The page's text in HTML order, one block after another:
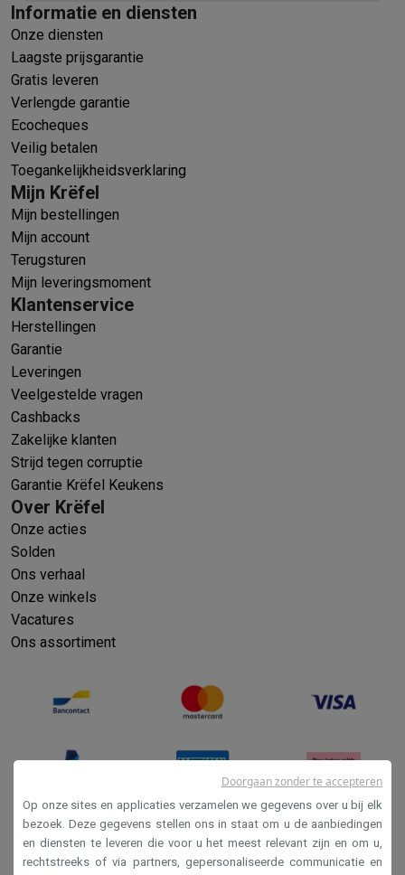
Informatie en diensten
Onze diensten
Laagste prijsgarantie
Gratis leveren
Verlengde garantie
Ecocheques
Veilig betalen
Toegankelijkheidsverklaring
Mijn Krëfel
Mijn bestellingen
Mijn account
Terugsturen
Mijn leveringsmoment
Klantenservice
Herstellingen
Garantie
Leveringen
Veelgestelde vragen
Cashbacks
Zakelijke klanten
Strijd tegen corruptie
Garantie Krëfel Keukens
Over Krëfel
Onze acties
Solden
Ons verhaal
Onze winkels
Vacatures
Ons assortiment
Verkoopsvoorwaarden
Op onze sites en applicaties verzamelen we gegevens over u bij elk
bezoek. Deze gegevens stellen ons in staat om u de aanbiedingen
en diensten te leveren die voor u het meest relevant zijn en om u,
rechtstreeks of via partners, gepersonaliseerde communicatie en
Doorgaan zonder te accepteren